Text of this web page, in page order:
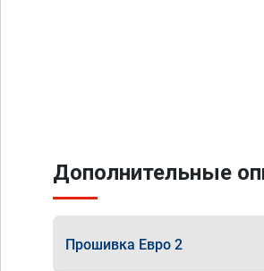
Дополнительные
Прошивка Евро 2